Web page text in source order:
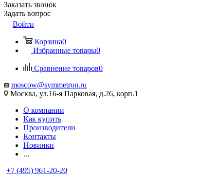
Заказать звонок
Задать вопрос
Войти
Корзина0
Избранные товары0
Сравнение товаров0
moscow@symmetron.ru
Москва, ул.16-я Парковая, д.26, корп.1
О компании
Как купить
Производители
Контакты
Новинки
...
+7 (495) 961-20-20